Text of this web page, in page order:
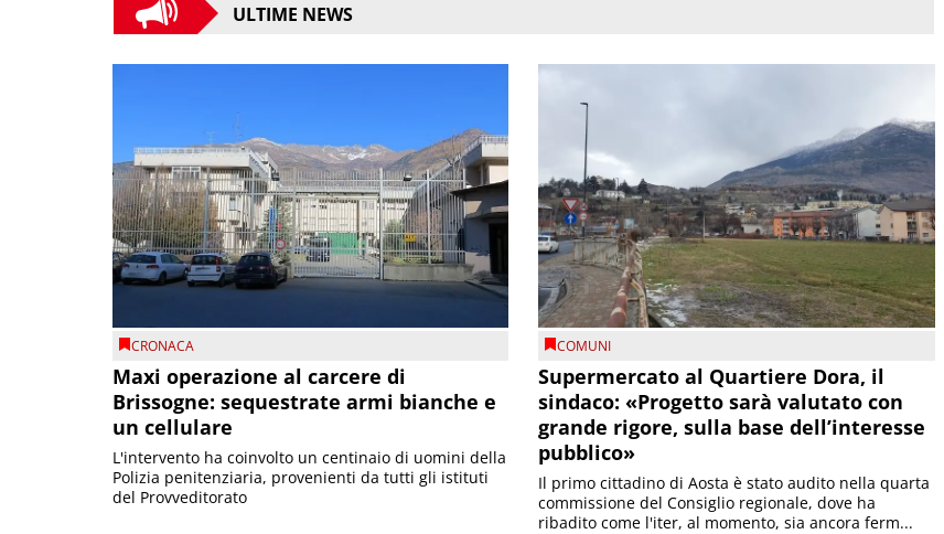
ULTIME NEWS
CRONACA
Maxi operazione al carcere di
Brissogne: sequestrate armi bianche e
un cellulare
L'intervento ha coinvolto un centinaio di uomini della
Polizia penitenziaria, provenienti da tutti gli istituti
del Provveditorato
COMUNI
Supermercato al Quartiere Dora, il
sindaco: «Progetto sarà valutato con
grande rigore, sulla base dell’interesse
pubblico»
Il primo cittadino di Aosta è stato audito nella quarta
commissione del Consiglio regionale, dove ha
ribadito come l'iter, al momento, sia ancora ferm...